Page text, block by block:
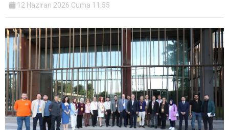
12 Haziran 2026 Cuma 11:55